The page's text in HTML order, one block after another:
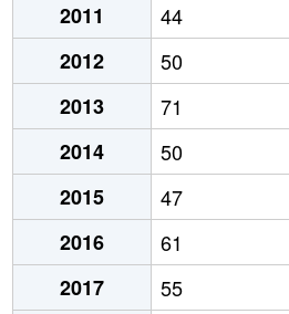
2011
44
2012
50
2013
71
2014
50
2015
47
2016
61
2017
55